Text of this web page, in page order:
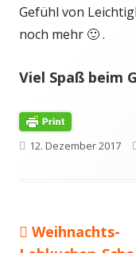
Gefühl von
noch mehr 🙂 .
Viel Spaß beim
Veröffentlicht
12. Dezember 2017
Vorheriger
Weihnachts-